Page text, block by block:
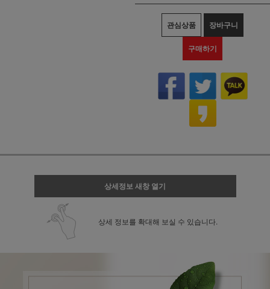
관심상품 장바구니
구매하기
상세정보 새창 열기
상세 정보를 확대해 보실 수 있습니다.